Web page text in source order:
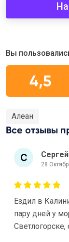
Вы
4,5
Алеан
Все отзывы
Сергей
28
Ездил в
пару дней у